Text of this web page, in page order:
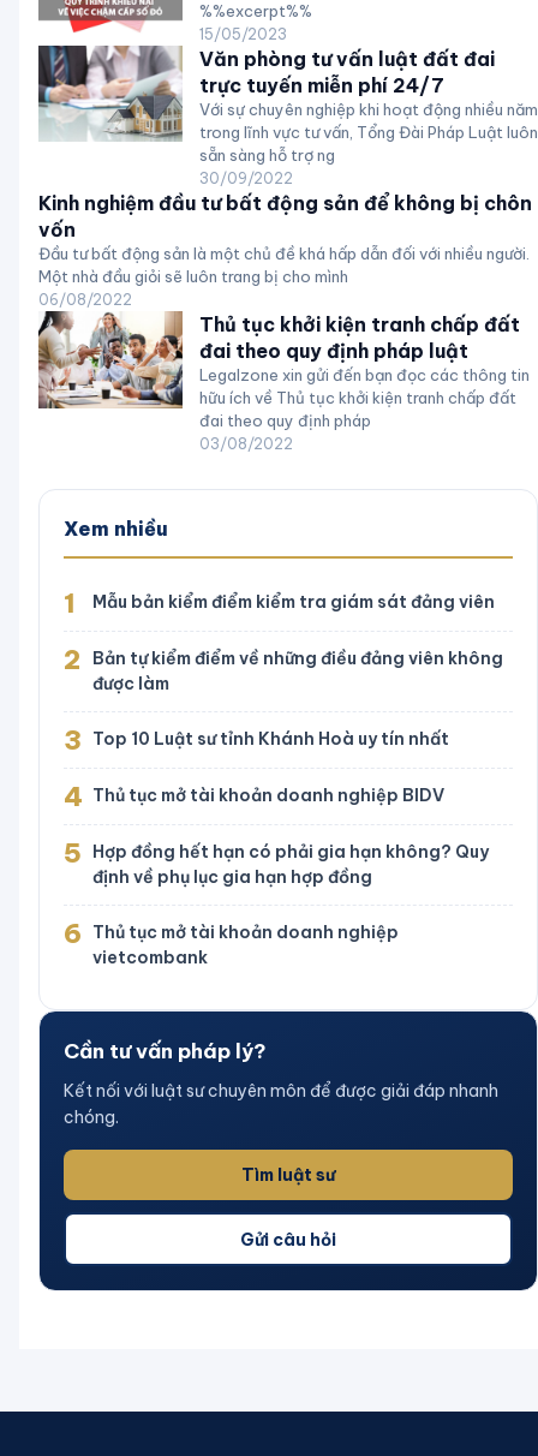
%%excerpt%%
15/05/2023
Văn phòng tư vấn luật đất đai
trực tuyến miễn phí 24/7
Với sự chuyên nghiệp khi hoạt động nhiều năm
trong lĩnh vực tư vấn, Tổng Đài Pháp Luật luôn
sẵn sàng hỗ trợ ng
30/09/2022
Kinh nghiệm đầu tư bất động sản để không bị chôn
vốn
Đầu tư bất động sản là một chủ đề khá hấp dẫn đối với nhiều người.
Một nhà đầu giỏi sẽ luôn trang bị cho mình
06/08/2022
Thủ tục khởi kiện tranh chấp đất
đai theo quy định pháp luật
Legalzone xin gửi đến bạn đọc các thông tin
hữu ích về Thủ tục khởi kiện tranh chấp đất
đai theo quy định pháp
03/08/2022
Xem nhiều
1 Mẫu bản kiểm điểm kiểm tra giám sát đảng viên
2
Bản tự kiểm điểm về những điều đảng viên không
được làm
3 Top 10 Luật sư tỉnh Khánh Hoà uy tín nhất
4 Thủ tục mở tài khoản doanh nghiệp BIDV
5
Hợp đồng hết hạn có phải gia hạn không? Quy
định về phụ lục gia hạn hợp đồng
6
Thủ tục mở tài khoản doanh nghiệp
vietcombank
Cần tư vấn pháp lý?
Kết nối với luật sư chuyên môn để được giải đáp nhanh
chóng.
Tìm luật sư
Gửi câu hỏi